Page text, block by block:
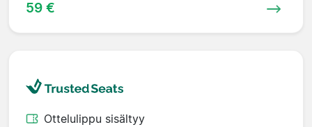
59 €
Ottelulippu sisältyy